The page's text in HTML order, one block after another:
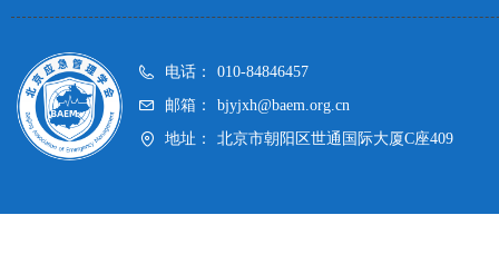
电话：
010-84846457
邮箱：
bjyjxh@baem.org.cn
地址：
北京市朝阳区世通国际大厦C座409